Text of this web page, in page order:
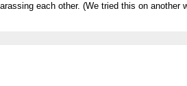
each other. (We tried this on another